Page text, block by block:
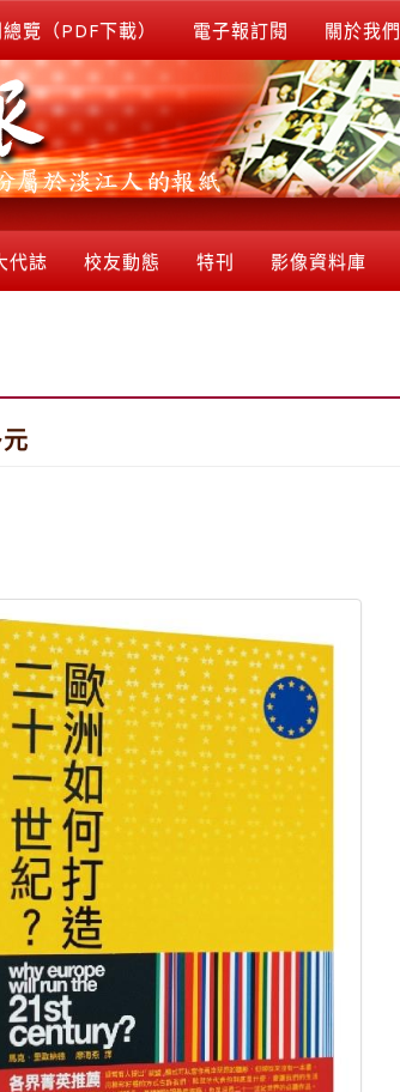
覽（PDF下載） 電子報訂閱 關於我們
代誌 校友動態 特刊 影像資料庫